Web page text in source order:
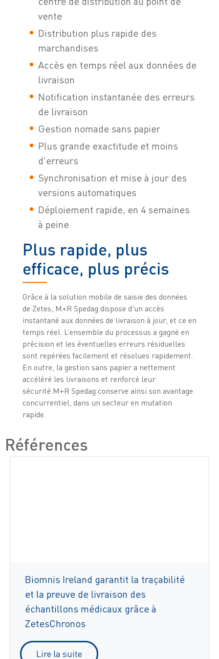
vente
Distribution plus rapide des
marchandises
Accès en temps réel aux données de
livraison
Notification instantanée des erreurs
de livraison
Gestion nomade sans papier
Plus grande exactitude et moins
d'erreurs
Synchronisation et mise à jour des
versions automatiques
Déploiement rapide, en 4 semaines
à peine
Plus rapide, plus
efficace, plus précis
Grâce à la solution mobile de saisie des données
de Zetes, M+R Spedag dispose d'un accès
instantané aux données de livraison à jour, et ce en
temps réel. L’ensemble du processus a gagné en
précision et les éventuelles erreurs résiduelles
sont repérées facilement et résolues rapidement.
En outre, la gestion sans papier a nettement
accéléré les livraisons et renforcé leur
sécurité.M+R Spedag conserve ainsi son avantage
concurrentiel, dans un secteur en mutation
rapide.
Références
Biomnis Ireland garantit la traçabilité
et la preuve de livraison des
échantillons médicaux grâce à
ZetesChronos
Lire la suite